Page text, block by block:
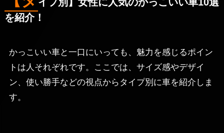
を紹介！
かっこいい車と一口にいっても、魅力を感じるポイン
トは人それぞれです。ここでは、サイズ感やデザイ
ン、使い勝手などの視点からタイプ別に車を紹介しま
す。